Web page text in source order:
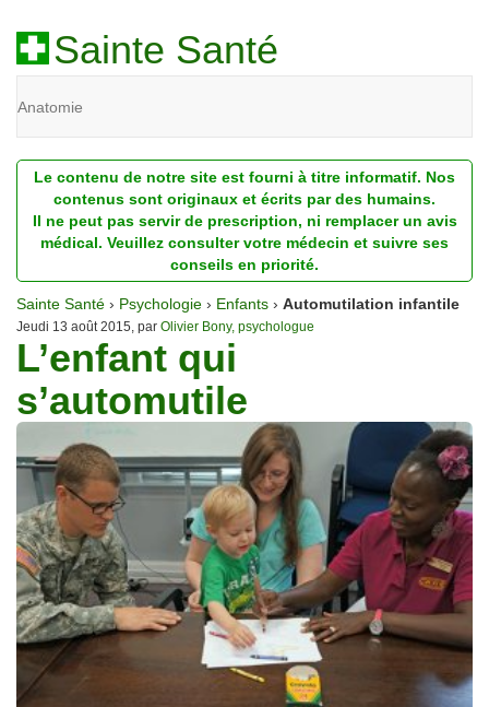
Sainte Santé
Anatomie
Diagnostic
Dossiers
Homéopathie
Nutrition
Pathologie
Psychologie
Recherches
Traitements
Le contenu de notre site est fourni à titre informatif. Nos
contenus sont originaux et écrits par des humains.
Il ne peut pas servir de prescription, ni remplacer un avis
médical. Veuillez consulter votre médecin et suivre ses
conseils en priorité.
Sainte Santé › Psychologie › Enfants › Automutilation infantile
Jeudi 13 août 2015, par Olivier Bony, psychologue
L’enfant qui
s’automutile